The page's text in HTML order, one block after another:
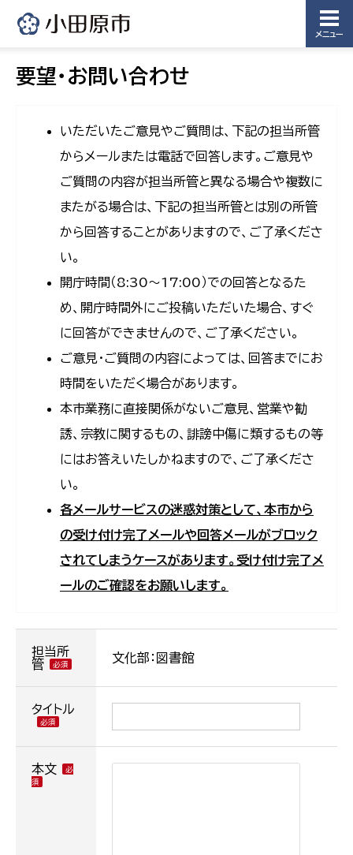
メニュー
要望・お問い合わせ
いただいたご意見やご質問は、下記の担当所管
からメールまたは電話で回答します。ご意見や
ご質問の内容が担当所管と異なる場合や複数に
またがる場合は、下記の担当所管とは別の所管
から回答することがありますので、ご了承くださ
い。
開庁時間（8:30〜17:00）での回答となるた
め、開庁時間外にご投稿いただいた場合、すぐ
に回答ができませんので、ご了承ください。
ご意見・ご質問の内容によっては、回答までにお
時間をいただく場合があります。
本市業務に直接関係がないご意見、営業や勧
誘、宗教に関するもの、誹謗中傷に類するもの等
にはお答えいたしかねますので、ご了承くださ
い。
各メールサービスの迷惑対策として、本市から
の受け付け完了メールや回答メールがブロック
されてしまうケースがあります。受け付け完了メ
ールのご確認をお願いします。
担当所
管
文化部：図書館
タイトル
本文